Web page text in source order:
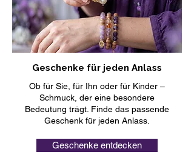
Geschenke für jeden Anlass
Ob für Sie, für Ihn oder für Kinder –
Schmuck, der eine besondere
Bedeutung trägt. Finde das passende
Geschenk für jeden Anlass.
Geschenke entdecken